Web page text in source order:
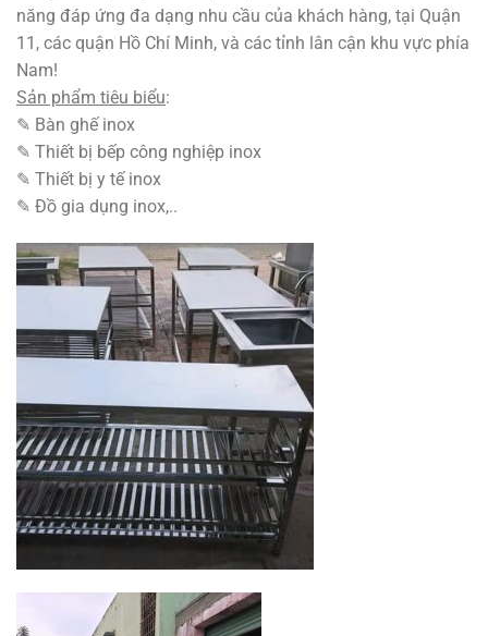
năng đáp ứng đa dạng nhu cầu của khách hàng, tại Quận
11, các quận Hồ Chí Minh, và các tỉnh lân cận khu vực phía
Nam!
Sản phẩm tiêu biểu:
✎ Bàn ghế inox
✎ Thiết bị bếp công nghiệp inox
✎ Thiết bị y tế inox
✎ Đồ gia dụng inox,..